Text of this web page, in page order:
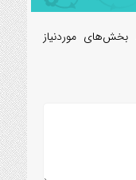
بخش‌های موردنیاز